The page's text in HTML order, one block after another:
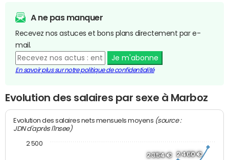
A ne pas manquer
Recevez nos astuces et bons plans directement par e-
mail.
Je m'abonne
En savoir plus sur notre politique de confidentialité
Evolution des salaires par sexe à Marboz
Evolution des salaires nets mensuels moyens (source :
JDN d'après l'Insee)
2 354 € 2 460 €
2 500